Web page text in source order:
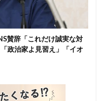
賛辞「これだけ誠実な対
政治家よ見習え」「イオ